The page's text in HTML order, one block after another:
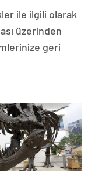
ile ilgili olarak
üzerinden
geri